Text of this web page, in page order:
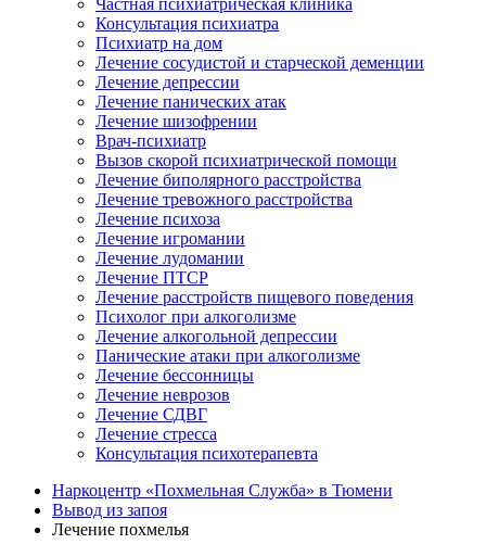
Частная психиатрическая клиника
Консультация психиатра
Психиатр на дом
Лечение сосудистой и старческой деменции
Лечение депрессии
Лечение панических атак
Лечение шизофрении
Врач-психиатр
Вызов скорой психиатрической помощи
Лечение биполярного расстройства
Лечение тревожного расстройства
Лечение психоза
Лечение игромании
Лечение лудомании
Лечение ПТСР
Лечение расстройств пищевого поведения
Психолог при алкоголизме
Лечение алкогольной депрессии
Панические атаки при алкоголизме
Лечение бессонницы
Лечение неврозов
Лечение СДВГ
Лечение стресса
Консультация психотерапевта
Наркоцентр «Похмельная Служба» в Тюмени
Вывод из запоя
Лечение похмелья